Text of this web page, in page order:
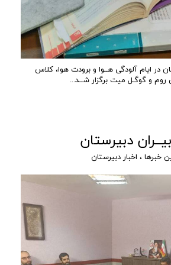
در ایام آلودگی هــوا و برودت هوا، کلاس
روم و گوگـل میت برگزار شــد...
دبیرستان
خبرها ، اخبار دبیرستان